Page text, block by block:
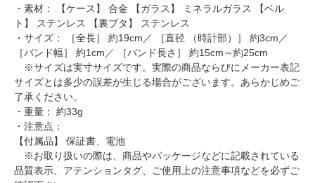
・素材： 【ケース】 合金 【ガラス】 ミネラルガラス 【ベル
ト】 ステンレス 【裏ブタ】 ステンレス
・サイズ： ［全長］ 約19cm／ ［直径 （時計部）］ 約3cm／
［バンド幅］ 約1cm／ ［バンド長さ］ 約15cm～約25cm
※サイズは実寸サイズです。実際の商品ならびにメーカー表記
サイズとは多少の誤差が生じる場合がございます。あらかじめご
了承ください。
・重量： 約33g
・注意点：
【付属品】 保証書、電池
※お取り扱いの際は、商品やパッケージなどに記載されている
品質表示、アテンションタグ、ご使用上の注意事項などを必ずご